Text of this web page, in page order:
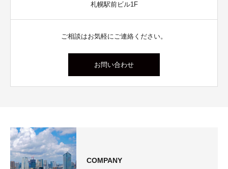
札幌駅前ビル1F
ご相談はお気軽にご連絡ください。
お問い合わせ
COMPANY